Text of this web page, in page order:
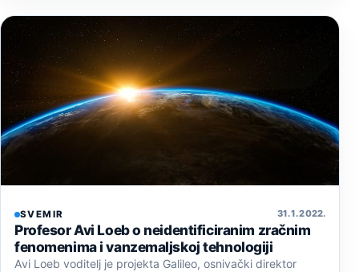
SVEMIR 31. 1. 2022.
Profesor Avi Loeb o neidentificiranim zračnim
fenomenima i vanzemaljskoj tehnologiji
Avi Loeb voditelj je projekta Galileo, osnivački direktor